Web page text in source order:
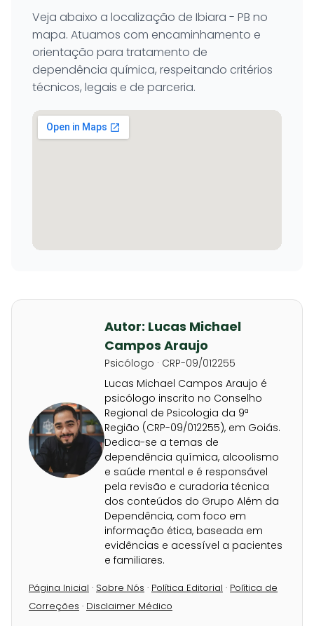
Veja abaixo a localização de Ibiara - PB no
mapa. Atuamos com encaminhamento e
orientação para tratamento de
dependência química, respeitando critérios
técnicos, legais e de parceria.
Autor: Lucas Michael
Campos Araujo
Psicólogo · CRP-09/012255
Lucas Michael Campos Araujo é
psicólogo inscrito no Conselho
Regional de Psicologia da 9ª
Região (CRP-09/012255), em Goiás.
Dedica-se a temas de
dependência química, alcoolismo
e saúde mental e é responsável
pela revisão e curadoria técnica
dos conteúdos do Grupo Além da
Dependência, com foco em
informação ética, baseada em
evidências e acessível a pacientes
e familiares.
Página Inicial · Sobre Nós · Política Editorial · Política de
Correções · Disclaimer Médico